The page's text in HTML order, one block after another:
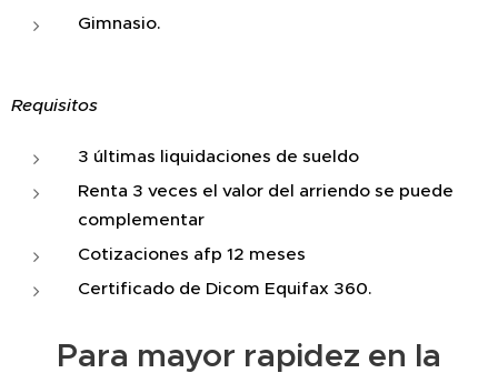
Gimnasio.
Requisitos
3 últimas liquidaciones de sueldo
Renta 3 veces el valor del arriendo se puede
complementar
Cotizaciones afp 12 meses
Certificado de Dicom Equifax 360.
Para mayor rapidez en la